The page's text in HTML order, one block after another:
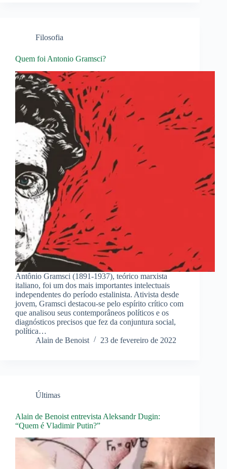
Filosofia
Quem foi Antonio Gramsci?
Antônio Gramsci (1891-1937), teórico marxista
italiano, foi um dos mais importantes intelectuais
independentes do período estalinista. Ativista desde
jovem, Gramsci destacou-se pelo espírito crítico com
que analisou seus contemporâneos políticos e os
diagnósticos precisos que fez da conjuntura social,
política…
Alain de Benoist
23 de fevereiro de 2022
Últimas
Alain de Benoist entrevista Aleksandr Dugin:
“Quem é Vladimir Putin?”